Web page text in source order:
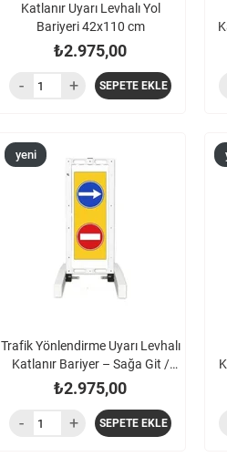
Katlanır Uyarı Levhalı Yol
Bariyeri 42x110 cm
₺2.975,00
SEPETE EKLE
Trafik Yönlendirme Uyarı Levhalı
Katlanır Bariyer – Sağa Git /
Giriş Yok
₺2.975,00
yeni
SEPETE EKLE